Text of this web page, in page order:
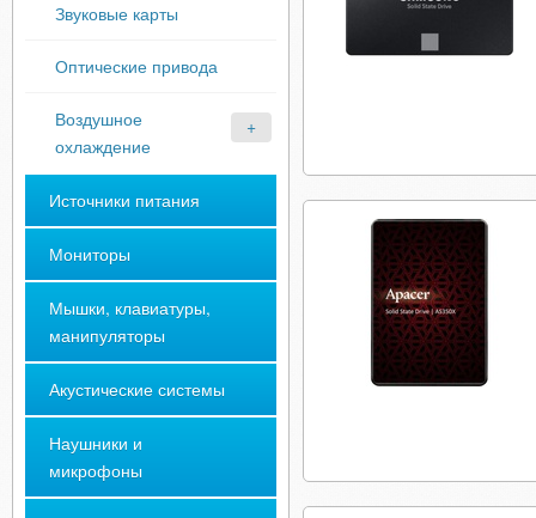
Звуковые карты
Оптические привода
Воздушное
охлаждение
Источники питания
Мониторы
Мышки, клавиатуры,
манипуляторы
Акустические системы
Наушники и
микрофоны